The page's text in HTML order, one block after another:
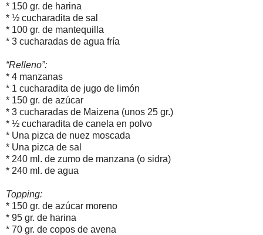
* 150 gr. de harina
* ½ cucharadita de sal
* 100 gr. de mantequilla
* 3 cucharadas de agua fría
“Relleno”:
* 4 manzanas
* 1 cucharadita de jugo de limón
* 150 gr. de azúcar
* 3 cucharadas de Maizena (unos 25 gr.)
* ½ cucharadita de canela en polvo
* Una pizca de nuez moscada
* Una pizca de sal
* 240 ml. de zumo de manzana (o sidra)
* 240 ml. de agua
Topping:
* 150 gr. de azúcar moreno
* 95 gr. de harina
* 70 gr. de copos de avena